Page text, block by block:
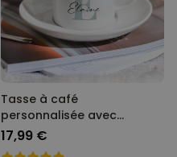
Tasse à café
personnalisée avec
monogramme
17,99 €